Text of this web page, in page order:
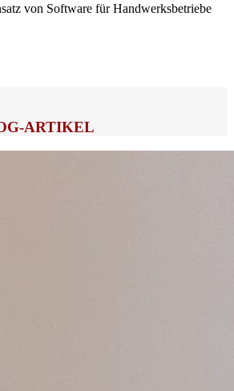
von Software für Handwerksbetriebe
ARTIKEL